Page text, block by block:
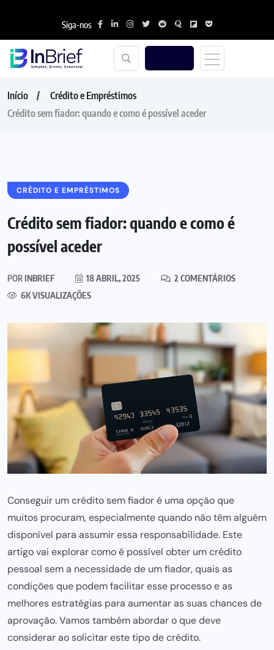
Siga-nos
Início
Crédito e Empréstimos
Crédito sem fiador: quando e como é possível aceder
CRÉDITO E EMPRÉSTIMOS
Crédito sem fiador: quando e como é
possível aceder
PORINBRIEF 18 ABRIL, 2025
2 COMENTÁRIOS
6K VISUALIZAÇÕES
Conseguir um crédito sem fiador é uma opção que
muitos procuram, especialmente quando não têm alguém
disponível para assumir essa responsabilidade. Este
artigo vai explorar como é possível obter um crédito
pessoal sem a necessidade de um fiador, quais as
condições que podem facilitar esse processo e as
melhores estratégias para aumentar as suas chances de
aprovação. Vamos também abordar o que deve
considerar ao solicitar este tipo de crédito.